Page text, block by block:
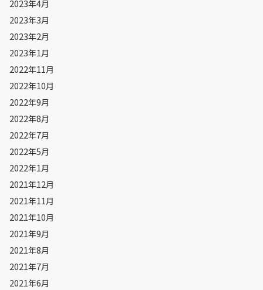
2023年4月
2023年3月
2023年2月
2023年1月
2022年11月
2022年10月
2022年9月
2022年8月
2022年7月
2022年5月
2022年1月
2021年12月
2021年11月
2021年10月
2021年9月
2021年8月
2021年7月
2021年6月